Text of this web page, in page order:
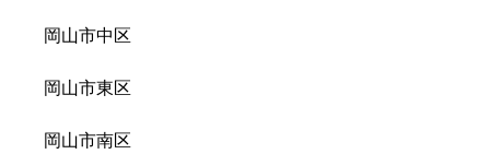
岡山市中区
岡山市東区
岡山市南区